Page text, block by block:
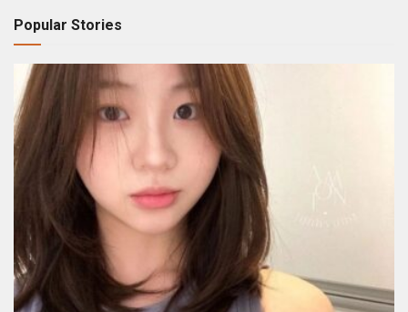
Popular Stories